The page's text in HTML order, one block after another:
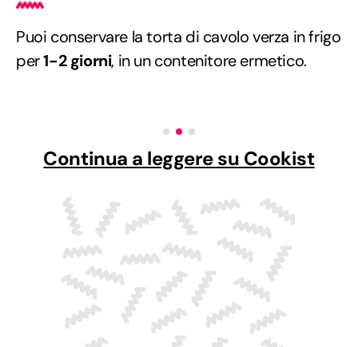
Puoi conservare la torta di cavolo verza in frigo
per1-2 giorni, in un contenitore ermetico.
Continua a leggere su Cookist